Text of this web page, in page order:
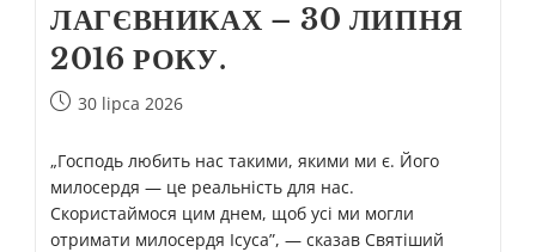
ЛАГЄВНИКАХ – 30 ЛИПНЯ
2016 РОКУ.
30 lipca 2026
„Господь любить нас такими, якими ми є. Його
милосердя — це реальність для нас.
Скористаймося цим днем, щоб усі ми могли
отримати милосердя Ісуса”, — сказав Святіший